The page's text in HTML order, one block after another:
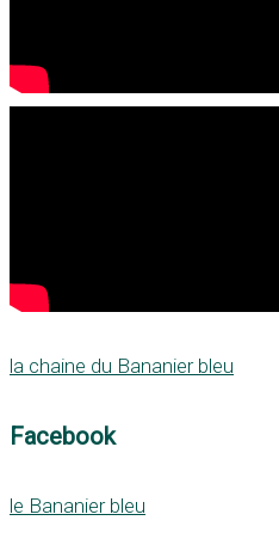
la chaine du Bananier bleu
Facebook
le Bananier bleu